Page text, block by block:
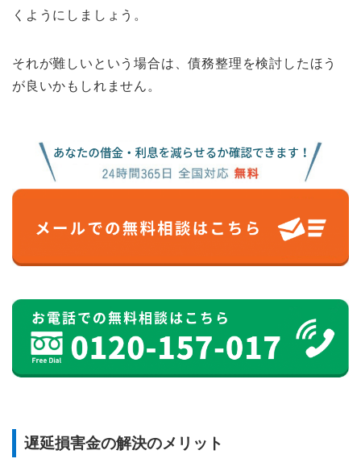
くようにしましょう。
それが難しいという場合は、債務整理を検討したほう
が良いかもしれません。
遅延損害金の解決のメリット